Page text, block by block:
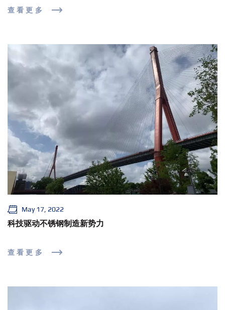
查看更多
May 17, 2022
科技驱动不锈钢制造新势力
查看更多